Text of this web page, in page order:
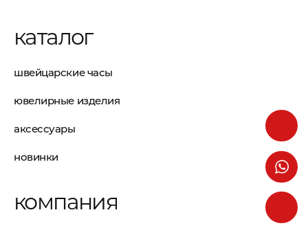
каталог
швейцарские часы
ювелирные изделия
аксессуары
новинки
компания